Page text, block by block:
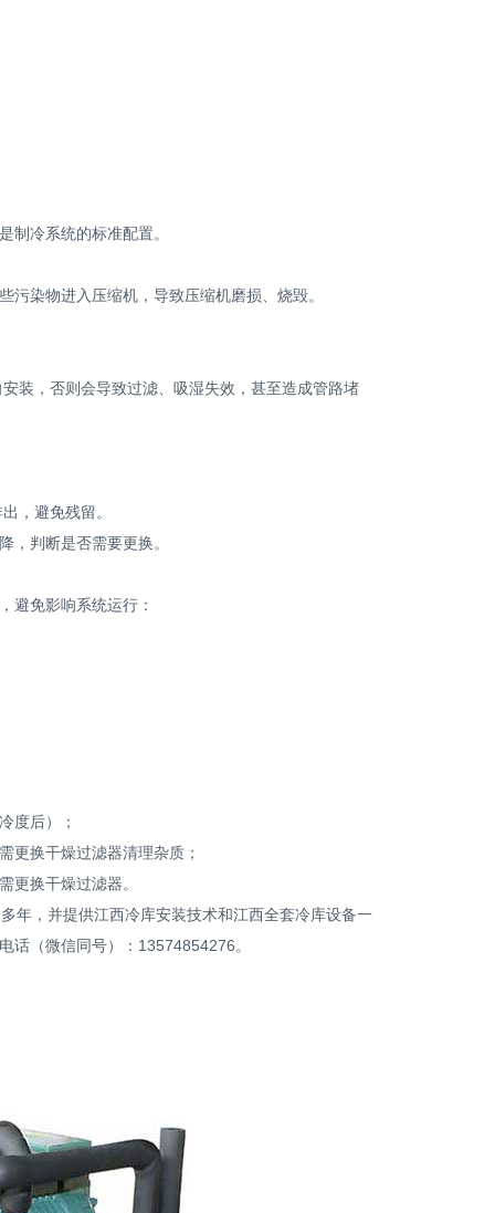
冷系统的标准配置。
染物进入压缩机，导致压缩机磨损、烧毁。
，否则会导致过滤、吸湿失效，甚至造成管路堵
，避免残留。
判断是否需要更换。
免影响系统运行：
度后）；
换干燥过滤器清理杂质；
更换干燥过滤器。
年，并提供江西冷库安装技术和江西全套冷库设备一
话（微信同号）：13574854276。